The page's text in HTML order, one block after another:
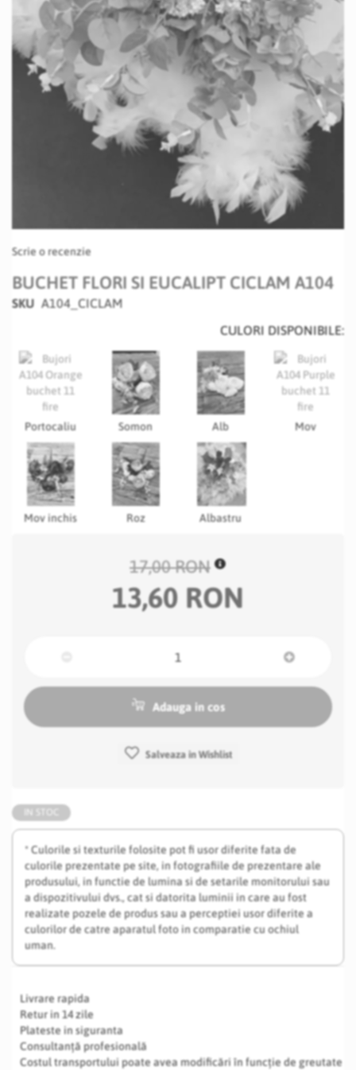
to
beginning
of
gallery
Scrie o recenzie
BUCHET FLORI SI EUCALIPT CICLAM A104
SKU A104_CICLAM
* Culorile si texturile folosite pot fi usor diferite fata de
culorile prezentate pe site, in fotografiile de prezentare ale
produsului, in functie de lumina si de setarile monitorului sau
a dispozitivului dvs., cat si datorita luminii in care au fost
realizate pozele de produs sau a perceptiei usor diferite a
culorilor de catre aparatul foto in comparatie cu ochiul
uman.
Livrare rapida
Retur in 14 zile
Plateste in siguranta
Consultanță profesională
Costul transportului poate avea modificări în funcție de greutate
CULORI DISPONIBILE:
Portocaliu Somon Alb Mov
Mov inchis Roz Albastru
17,00 RON
13,60 RON
Adauga in cos
Salveaza in Wishlist